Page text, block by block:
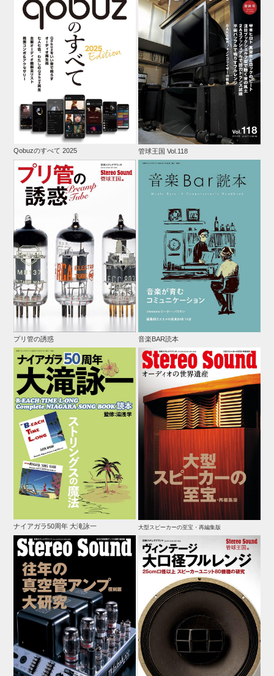
Qobuzのすべて 2025 管球王国 Vol.118
プリ管の誘惑 音楽BAR読本
ナイアガラ50周年 大滝詠一 大型スピーカーの至宝・再編集版